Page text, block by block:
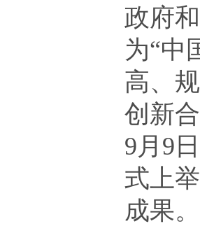
政府
为“中
高、
创新
9月9
式上
成果